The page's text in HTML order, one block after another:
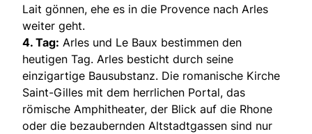
Lait gönnen, ehe es in die Provence nach Arles
weiter geht.
4. Tag: Arles und Le Baux bestimmen den
heutigen Tag. Arles besticht durch seine
einzigartige Bausubstanz. Die romanische Kirche
Saint-Gilles mit dem herrlichen Portal, das
römische Amphitheater, der Blick auf die Rhone
oder die bezaubernden Altstadtgassen sind nur